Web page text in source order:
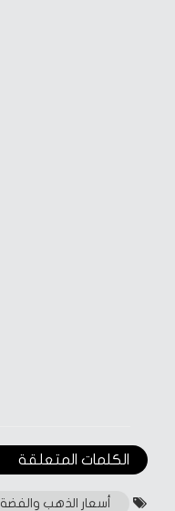
الكلمات المتعلقة‎
أسعار الذهب والفضة